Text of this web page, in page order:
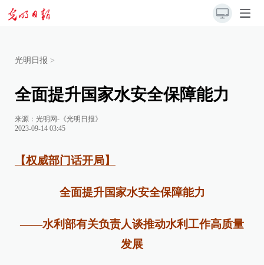
光明日报 >
全面提升国家水安全保障能力
来源： 光明网-《光明日报》
2023-09-14 03:45
【权威部门话开局】
全面提升国家水安全保障能力
——水利部有关负责人谈推动水利工作高质量
发展